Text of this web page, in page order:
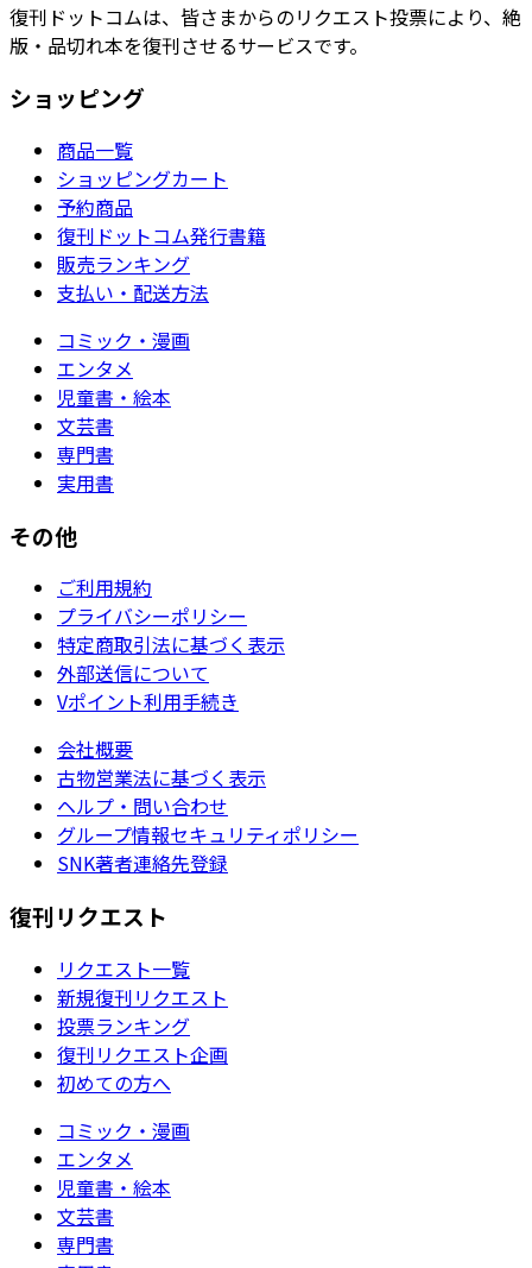
復刊ドットコムは、皆さまからのリクエスト投票により、絶
版・品切れ本を復刊させるサービスです。
ショッピング
商品一覧
ショッピングカート
予約商品
復刊ドットコム発行書籍
販売ランキング
支払い・配送方法
コミック・漫画
エンタメ
児童書・絵本
文芸書
専門書
実用書
その他
ご利用規約
プライバシーポリシー
特定商取引法に基づく表示
外部送信について
Vポイント利用手続き
会社概要
古物営業法に基づく表示
ヘルプ・問い合わせ
グループ情報セキュリティポリシー
SNK著者連絡先登録
復刊リクエスト
リクエスト一覧
新規復刊リクエスト
投票ランキング
復刊リクエスト企画
初めての方へ
コミック・漫画
エンタメ
児童書・絵本
文芸書
専門書